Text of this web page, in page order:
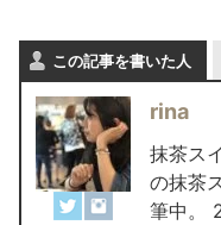
この記事を書いた人
rina
抹茶ス
の抹茶
筆中。